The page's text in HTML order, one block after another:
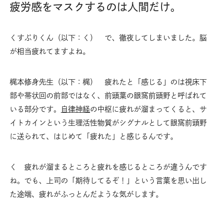
疲労感をマスクするのは人間だけ。
くすぶりくん（以下：く） で、徹夜してしまいました。脳
が相当疲れてますよね。
梶本修身先生（以下：梶） 疲れたと「感じる」のは視床下
部や帯状回の前部ではなく、前頭葉の眼窩前頭野と呼ばれて
いる部分です。
自律神経の中枢に疲れが溜まってくると、サ
イトカインという生理活性物質がシグナルとして眼窩前頭野
に送られて、はじめて「疲れた」と感じるんです。
く 疲れが溜まるところと疲れを感じるところが違うんです
ね。でも、上司の「期待してるぞ！」という言葉を思い出し
た途端、疲れがふっとんだような気がします。